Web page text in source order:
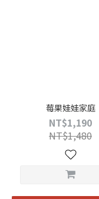
莓果娃娃家庭
NT$1,190
NT$1,480